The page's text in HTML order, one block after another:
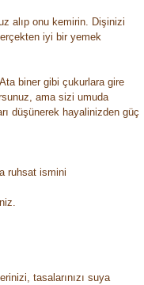
alıp onu kemirin. Dişinizi
iyi bir yemek
biner gibi çukurlara gire
ama sizi umuda
düşünerek hayalinizden güç
ruhsat ismini
tasalarınızı suya